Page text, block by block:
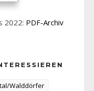
2022: PDF-Archiv
Walddörfer